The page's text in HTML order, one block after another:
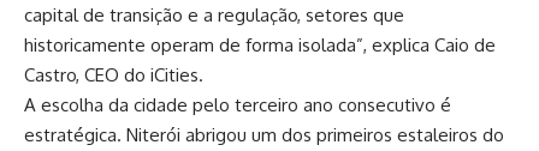
capital de transição e a regulação, setores que
historicamente operam de forma isolada”, explica Caio de
Castro, CEO do iCities.
A escolha da cidade pelo terceiro ano consecutivo é
estratégica. Niterói abrigou um dos primeiros estaleiros do